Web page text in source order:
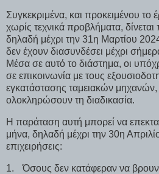
Συγκεκριμένα, και προκειμένου το
χωρίς τεχνικά προβλήματα,
δηλαδή μέχρι την 31η Μαρτίου
δεν έχουν διασυνδέσει μέχρι
Μέσα σε αυτό το διάστημα, οι
σε επικοινωνία με τους
εγκατάστασης ταμειακών
ολοκληρώσουν τη διαδικασία.
Η παράταση αυτή μπορεί να
μήνα, δηλαδή μέχρι την 30η
επιχειρήσεις:
1.
Όσους δεν κατάφεραν να βρουν